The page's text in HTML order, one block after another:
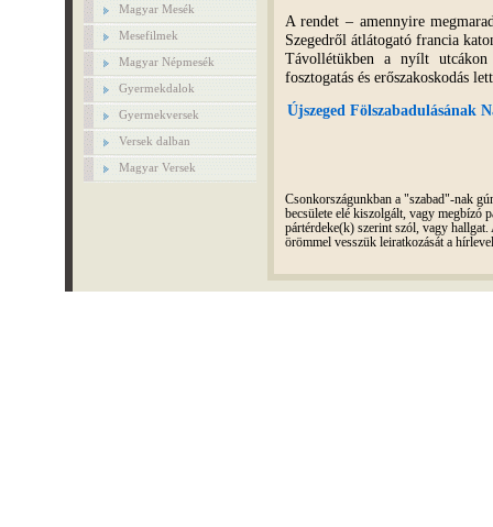
Magyar Mesék
Mesefilmek
Magyar Népmesék
Gyermekdalok
Gyermekversek
Versek dalban
Magyar Versek
A rendet – amennyire
Szegedről átlátogató francia
Távollétükben a nyílt
fosztogatás és erőszakoskodás
Újszeged Fölszabadulásának
Csonkországunkban a "szabad"-nak
becsülete elé kiszolgált, vagy megbízó
pártérdeke(k) szerint szól, vagy
örömmel vesszük leiratkozását a